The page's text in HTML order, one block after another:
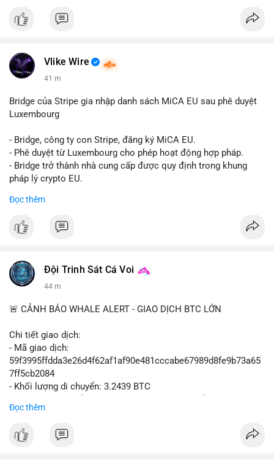
nay:
📧 Email: localpvashop@gmail.com
Vlike Wire
41 m
Bridge của Stripe gia nhập danh sách MiCA EU sau phê duyệt
Luxembourg
- Bridge, công ty con Stripe, đăng ký MiCA EU.
- Phê duyệt từ Luxembourg cho phép hoạt động hợp pháp.
- Bridge trở thành nhà cung cấp được quy định trong khung
pháp lý crypto EU.
#luxembourg
#vlikevn #titanbot
📰 Nguồn: Cointelegraph
Đọc thêm
Đội Trinh Sát Cá Voi
44 m
🚨 CẢNH BÁO WHALE ALERT - GIAO DỊCH BTC LỚN
Chi tiết giao dịch:
- Mã giao dịch:
59f3995ffdda3e26d4f62af1af90e481cccabe67989d8fe9b73a65
7ff5cb2084
- Khối lượng di chuyển: 3.2439 BTC
USD)
Đọc thêm